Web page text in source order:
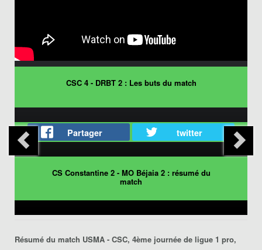
CSC 4 - DRBT 2 : Les buts du match
Partager twitter
CS Constantine 2 - MO Béjaia 2 : résumé du
match
Résumé du match USMA - CSC, 4ème journée de ligue 1 pro,